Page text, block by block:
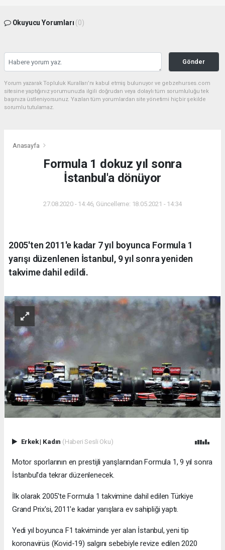
Okuyucu Yorumları (0)
Gönder
Yorum yazarak Topluluk Kuralları’nı kabul etmiş bulunuyor ve gebzehurses.com
sitesine yaptığınız yorumunuzla ilgili doğrudan veya dolaylı tüm sorumluluğu tek
başınıza üstleniyorsunuz. Yazılan tüm yorumlardan site yönetimi hiçbir şekilde
sorumlu tutulamaz.
Anasayfa
Formula 1 dokuz yıl sonra
İstanbul'a dönüyor
27.08.2020 - 14:46, Güncelleme: 18.05.2021 - 14:34
2005'ten 2011'e kadar 7 yıl boyunca Formula 1
yarışı düzenlenen İstanbul, 9 yıl sonra yeniden
takvime dahil edildi.
Erkek| Kadın (Haberi Sesli Oku)
Motor sporlarının en prestijli yarışlarından Formula 1, 9 yıl sonra
İstanbul'da tekrar düzenlenecek.
İlk olarak 2005'te Formula 1 takvimine dahil edilen Türkiye
Grand Prix'si, 2011'e kadar yarışlara ev sahipliği yaptı.
Yedi yıl boyunca F1 takviminde yer alan İstanbul, yeni tip
koronavirüs (Kovid-19) salgını sebebiyle revize edilen 2020